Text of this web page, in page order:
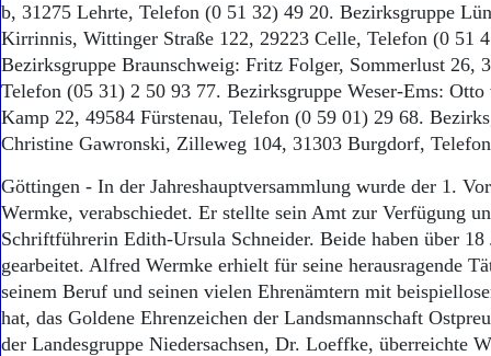
b, 31275 Lehrte, Telefon (0 51 32) 49 20. Bezirksgruppe
Kirrinnis, Wittinger Straße 122, 29223 Celle, Telefon (0 51
Bezirksgruppe Braunschweig: Fritz Folger, Sommerlust 26,
Telefon (05 31) 2 50 93 77. Bezirksgruppe Weser-Ems:
Kamp 22, 49584 Fürstenau, Telefon (0 59 01) 29 68.
Christine Gawronski, Zilleweg 104, 31303 Burgdorf,
Göttingen - In der Jahreshauptversammlung wurde der 1.
Wermke, verabschiedet. Er stellte sein Amt zur Verfügung
Schriftführerin Edith-Ursula Schneider. Beide haben über
gearbeitet. Alfred Wermke erhielt für seine herausragende
seinem Beruf und seinen vielen Ehrenämtern mit
hat, das Goldene Ehrenzeichen der Landsmannschaft
der Landesgruppe Niedersachsen, Dr. Loeffke, überreichte